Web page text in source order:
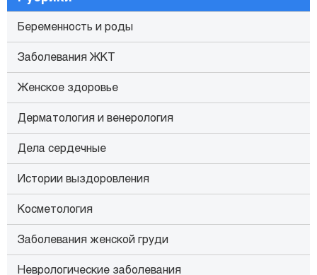
Беременность и роды
Заболевания ЖКТ
Женское здоровье
Дерматология и венерология
Дела сердечные
Истории выздоровления
Косметология
Заболевания женской груди
Неврологические заболевания